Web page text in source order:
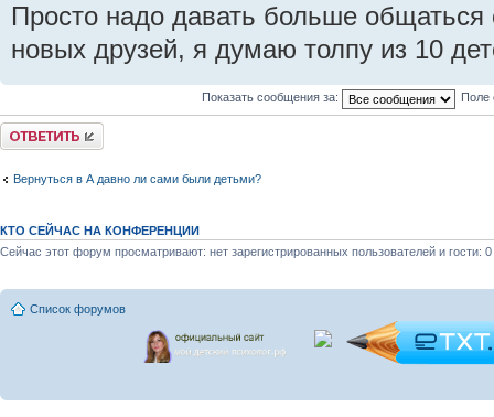
Просто надо давать больше общаться
новых друзей, я думаю толпу из 10
Показать сообщения за: Поле
Ответить
Вернуться в А давно ли сами были детьми?
КТО СЕЙЧАС НА КОНФЕРЕНЦИИ
Сейчас этот форум просматривают: нет зарегистрированных пользователей и гости: 0
Список форумов